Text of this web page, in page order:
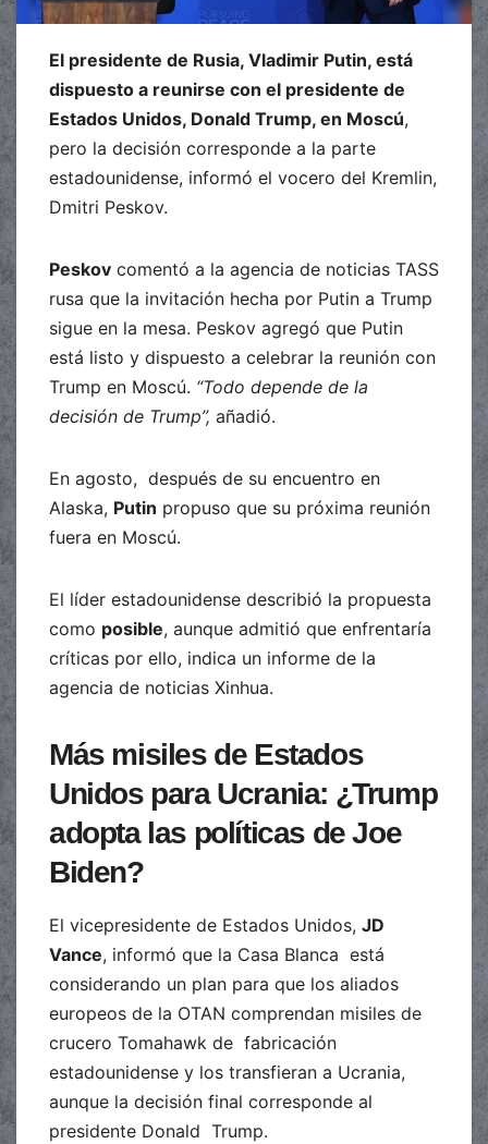
El presidente de Rusia, Vladimir Putin, está
dispuesto a reunirse con el presidente de
Estados Unidos, Donald Trump, en Moscú,
pero la decisión corresponde a la parte
estadounidense, informó el vocero del Kremlin,
Dmitri Peskov.
Peskov comentó a la agencia de noticias TASS
rusa que la invitación hecha por Putin a Trump
sigue en la mesa. Peskov agregó que Putin
está listo y dispuesto a celebrar la reunión con
Trump en Moscú. “Todo depende de la
decisión de Trump”, añadió.
En agosto, después de su encuentro en
Alaska, Putin propuso que su próxima reunión
fuera en Moscú.
El líder estadounidense describió la propuesta
como posible, aunque admitió que enfrentaría
críticas por ello, indica un informe de la
agencia de noticias Xinhua.
Más misiles de Estados
Unidos para Ucrania: ¿Trump
adopta las políticas de Joe
Biden?
El vicepresidente de Estados Unidos, JD
Vance, informó que la Casa Blanca está
considerando un plan para que los aliados
europeos de la OTAN comprendan misiles de
crucero Tomahawk de fabricación
estadounidense y los transfieran a Ucrania,
aunque la decisión final corresponde al
presidente Donald Trump.